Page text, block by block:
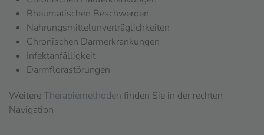
Rheumatischen Beschwerden
Nahrungsmittelunverträglichkeiten
Chronischen Darmerkrankungen
Infektanfälligkeit
Darmflorastörungen
WeitereTherapiemethoden finden Sie in der rechten
Navigation